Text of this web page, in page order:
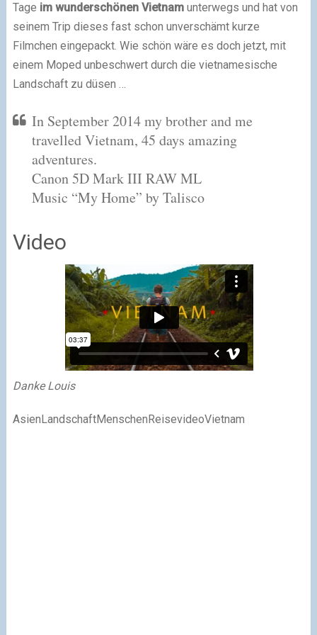
Tage im wunderschönen Vietnamunterwegs und hat von
seinem Trip dieses fast schon unverschämt kurze
Filmchen eingepackt. Wie schön wäre es doch jetzt, mit
einem Moped unbeschwert durch die vietnamesische
Landschaft zu düsen …
In September 2014 my brother and me
travelled Vietnam, 45 days amazing
adventures.
Canon 5D Mark III RAW ML
Music “My Home” by Talisco
Video
Danke Louis
AsienLandschaftMenschenReisevideoVietnam